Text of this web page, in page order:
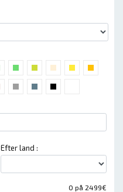
Efter land :
0 på 2499€